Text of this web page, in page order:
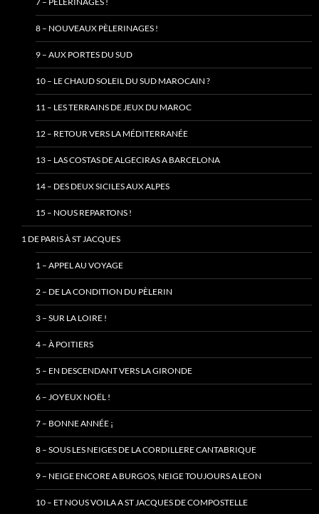
8 – NOUVEAUX PÈLERINAGES !
9 – AUX PORTES DU SUD
10 – LE CHAUD SOLEIL DU SUD MAROCAIN ?
11 – LES TERRAINS DE JEUX DU MAROC
12 – RETOUR VERS LA MÉDITERRANÉE
13 – LAS COSTAS DE ALGECIRAS A BARCELONA
14 – DES DEUX SICILES AUX ALPES
15 – NOUS REPARTONS !
1 DE PARIS À ST JACQUES
1 – APPEL AU VOYAGE
2 – DE LA CONDITION DU PÈLERIN
3 – SUR LA LOIRE !
4 – À POITIERS
5 – EN DESCENDANT VERS LA GIRONDE
6 – JOYEUX NOËL !
7 – BONNE ANNÉE ¡
8 – SOUS LES NEIGES DE LA CORDILLERE CANTABRIQUE
9 – NEIGE ENCORE A BURGOS, NEIGE TOUJOURS A LEON
10 – ET NOUS VOILA A ST JACQUES DE COMPOSTELLE